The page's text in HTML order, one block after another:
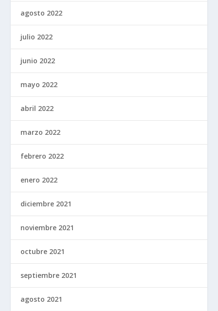
agosto 2022
julio 2022
junio 2022
mayo 2022
abril 2022
marzo 2022
febrero 2022
enero 2022
diciembre 2021
noviembre 2021
octubre 2021
septiembre 2021
agosto 2021